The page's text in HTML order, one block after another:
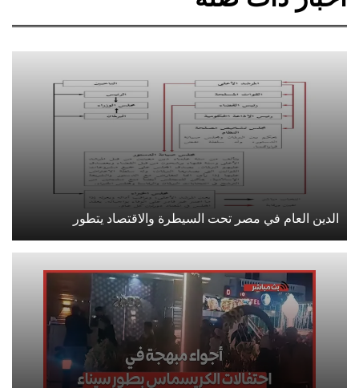
الدين العام في مصر تحت السيطرة والاقتصاد يتطور